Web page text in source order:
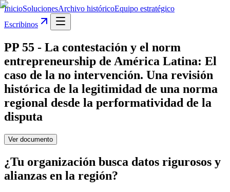
InicioSolucionesArchivo históricoEquipo estratégico
Escribinos
PP 55 - La contestación y el norm
entrepreneurship de América Latina: El
caso de la no intervención. Una revisión
histórica de la legitimidad de una norma
regional desde la performatividad de la
disputa
Ver documento
¿Tu organización busca datos rigurosos y
alianzas en la región?